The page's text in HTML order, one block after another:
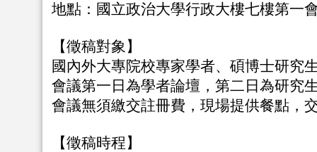
地點：國立政治大學行政大樓七樓第一
【徵稿對象】
國內外大專院校專家學者、碩博士研究
會議第一日為學者論壇，第二日為研究
會議無須繳交註冊費，現場提供餐點，
【徵稿時程】